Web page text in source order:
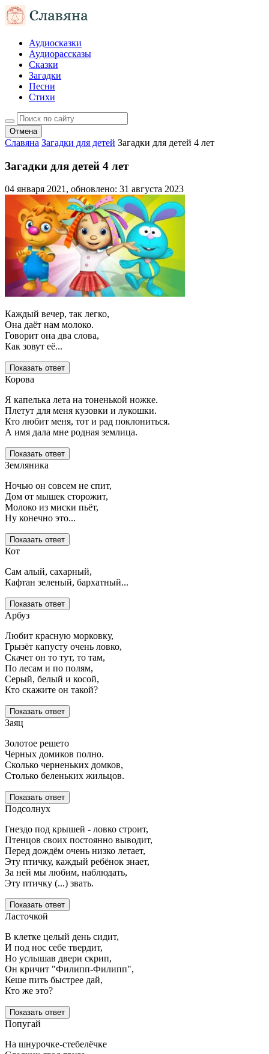
Аудиосказки
Аудиорассказы
Сказки
Загадки
Песни
Стихи
Отмена
Славяна Загадки для детей Загадки для детей 4 лет
Загадки для детей 4 лет
04 января 2021, обновлено: 31 августа 2023
Каждый вечер, так легко,
Она даёт нам молоко.
Говорит она два слова,
Как зовут её...
Показать ответ
Корова
Я капелька лета на тоненькой ножке.
Плетут для меня кузовки и лукошки.
Кто любит меня, тот и рад поклониться.
А имя дала мне родная землица.
Показать ответ
Земляника
Ночью он совсем не спит,
Дом от мышек сторожит,
Молоко из миски пьёт,
Ну конечно это...
Показать ответ
Кот
Сам алый, сахарный,
Кафтан зеленый, бархатный...
Показать ответ
Арбуз
Любит красную морковку,
Грызёт капусту очень ловко,
Скачет он то тут, то там,
По лесам и по полям,
Серый, белый и косой,
Кто скажите он такой?
Показать ответ
Заяц
Золотое решето
Черных домиков полно.
Сколько черненьких домков,
Столько беленьких жильцов.
Показать ответ
Подсолнух
Гнездо под крышей - ловко строит,
Птенцов своих постоянно выводит,
Перед дождём очень низко летает,
Эту птичку, каждый ребёнок знает,
За ней мы любим, наблюдать,
Эту птичку (...) звать.
Показать ответ
Ласточкой
В клетке целый день сидит,
И под нос себе твердит,
Но услышав двери скрип,
Он кричит "Филипп-Филипп",
Кеше пить быстрее дай,
Кто же это?
Показать ответ
Попугай
На шнурочке-стебелёчке